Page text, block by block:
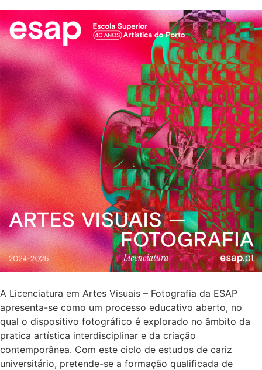
A Licenciatura em Artes Visuais – Fotografia da ESAP
apresenta-se como um processo educativo aberto, no
qual o dispositivo fotográfico é explorado no âmbito da
pratica artística interdisciplinar e da criação
contemporânea. Com este ciclo de estudos de cariz
universitário, pretende-se a formação qualificada de